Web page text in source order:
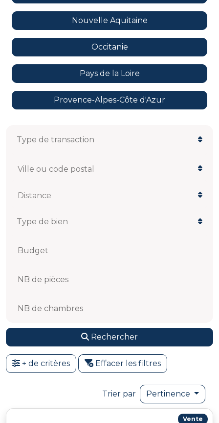
Nouvelle Aquitaine
Occitanie
Pays de la Loire
Provence-Alpes-Côte d'Azur
Ville ou code postal
Distance
Budget
NB de pièces
NB de chambres
Rechercher
+ de critères Effacer les filtres
Trier par Pertinence
Vente